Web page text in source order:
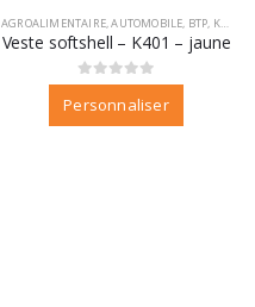
,DIFAC,VM FOOTWEAR
AGROALIMENTAIRE ,AUTOMOBILE BTP KARIBAN
Veste softshell – K401 – jaune
0sur 5
Personnaliser